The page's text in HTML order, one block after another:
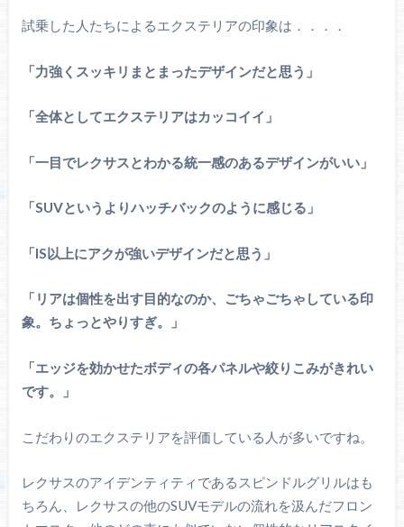
試乗した人たちによるエクステリアの印象は．．．．
「力強くスッキリまとまったデザインだと思う」
「全体としてエクステリアはカッコイイ」
「一目でレクサスとわかる統一感のあるデザインがいい」
「SUVというよりハッチバックのように感じる」
「IS以上にアクが強いデザインだと思う」
「リアは個性を出す目的なのか、ごちゃごちゃしている印
象。ちょっとやりすぎ。」
「エッジを効かせたボディの各パネルや絞りこみがきれい
です。」
こだわりのエクステリアを評価している人が多いですね。
レクサスのアイデンティティであるスピンドルグリルはも
ちろん、レクサスの他のSUVモデルの流れを汲んだフロン